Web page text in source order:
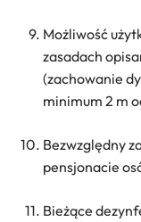
Możliwość
zasadach
(zachowanie
minimum 2 m
Bezwzględny
pensjonacie
Bieżące